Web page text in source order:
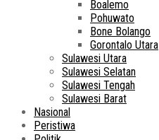
Boalemo
Pohuwato
Bone Bolango
Gorontalo Utara
Sulawesi Utara
Sulawesi Selatan
Sulawesi Tengah
Sulawesi Barat
Nasional
Peristiwa